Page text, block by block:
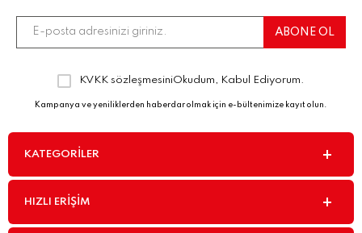
KVKK sözleşmesiniOkudum, Kabul Ediyorum.
Kampanya ve yeniliklerden haberdar olmak için e-bültenimize kayıt olun.
KATEGORILER
HIZLI ERIŞIM